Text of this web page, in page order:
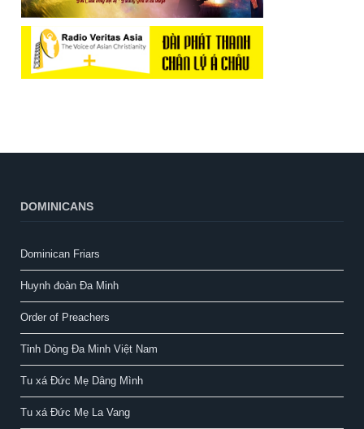
DOMINICANS
Dominican Friars
Huynh đoàn Đa Minh
Order of Preachers
Tỉnh Dòng Đa Minh Việt Nam
Tu xá Đức Mẹ Dâng Mình
Tu xá Đức Mẹ La Vang